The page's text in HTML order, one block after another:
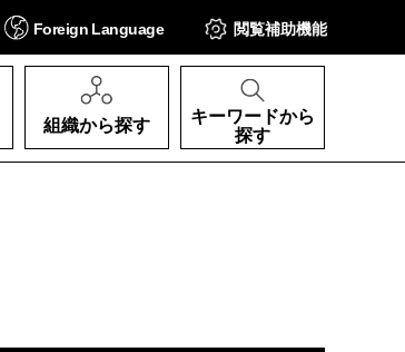
Foreign Language 閲覧補助機能
組織から探す
キーワードから
探す